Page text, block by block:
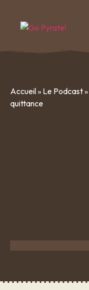
Accueil» Le Podcast»
quittance